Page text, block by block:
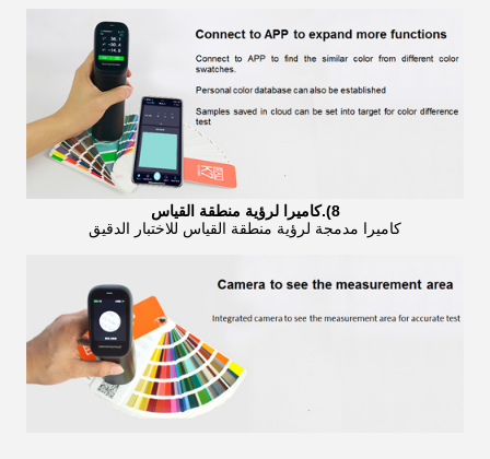
8).كاميرا لرؤية منطقة القياس
كاميرا مدمجة لرؤية منطقة القياس للاختبار الدقيق